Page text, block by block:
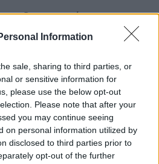
Information
sale, sharing to third parties, or
or sensitive information for
please use the below opt-out
Please note that after your
you may continue seeing
on personal information utilized by
disclosed to third parties prior to
opt-out of the further
να δημιουργήσω μια
προτείνω κάτι που
δεν σκέφτηκα
μια σειρά, όπως αυτές
τη δομή της, όσο
μονάχα τρεις μήνες να
. Πολλές φορές
τη σειρά, ταινία, όχι
αλλά επειδή έτσι το είχα